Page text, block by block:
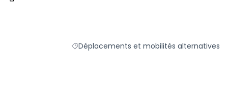
Filtrer les résultats de la catégorie :
Déplacements et mobilités alternatives